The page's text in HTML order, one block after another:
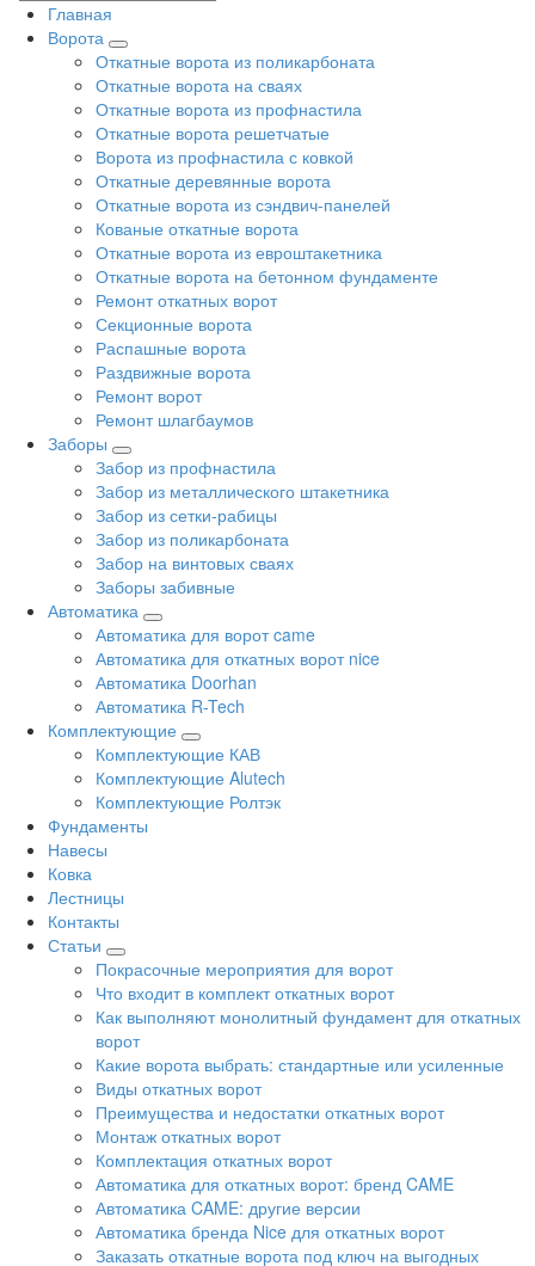
Главная
Ворота
Откатные ворота из поликарбоната
Откатные ворота на сваях
Откатные ворота из профнастила
Откатные ворота решетчатые
Ворота из профнастила с ковкой
Откатные деревянные ворота
Откатные ворота из сэндвич-панелей
Кованые откатные ворота
Откатные ворота из евроштакетника
Откатные ворота на бетонном фундаменте
Ремонт откатных ворот
Секционные ворота
Распашные ворота
Раздвижные ворота
Ремонт ворот
Ремонт шлагбаумов
Заборы
Забор из профнастила
Забор из металлического штакетника
Забор из сетки-рабицы
Забор из поликарбоната
Забор на винтовых сваях
Заборы забивные
Автоматика
Автоматика для ворот came
Автоматика для откатных ворот nice
Автоматика Doorhan
Автоматика R-Tech
Комплектующие
Комплектующие КАВ
Комплектующие Alutech
Комплектующие Ролтэк
Фундаменты
Навесы
Ковка
Лестницы
Контакты
Статьи
Покрасочные мероприятия для ворот
Что входит в комплект откатных ворот
Как выполняют монолитный фундамент для откатных
ворот
Какие ворота выбрать: стандартные или усиленные
Виды откатных ворот
Преимущества и недостатки откатных ворот
Монтаж откатных ворот
Комплектация откатных ворот
Автоматика для откатных ворот: бренд CAME
Автоматика CAME: другие версии
Автоматика бренда Nice для откатных ворот
Заказать откатные ворота под ключ на выгодных